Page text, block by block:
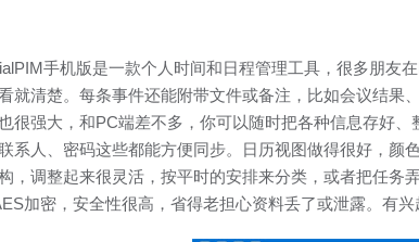
手机版是一款个人时间和日程管理工具，很多朋友
就清楚。每条事件还能附带文件或备注，比如会议结果
很强大，和PC端差不多，你可以随时把各种信息存好
系人、密码这些都能方便同步。日历视图做得很好，颜
，调整起来很灵活，按平时的安排来分类，或者把任务
加密，安全性很高，省得老担心资料丢了或泄露。有